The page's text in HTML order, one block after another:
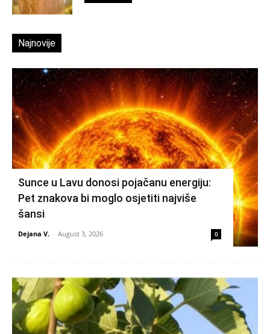
Najnovije
Sunce u Lavu donosi pojačanu energiju:
Pet znakova bi moglo osjetiti najviše
šansi
Dejana V. - August 3, 2026 0